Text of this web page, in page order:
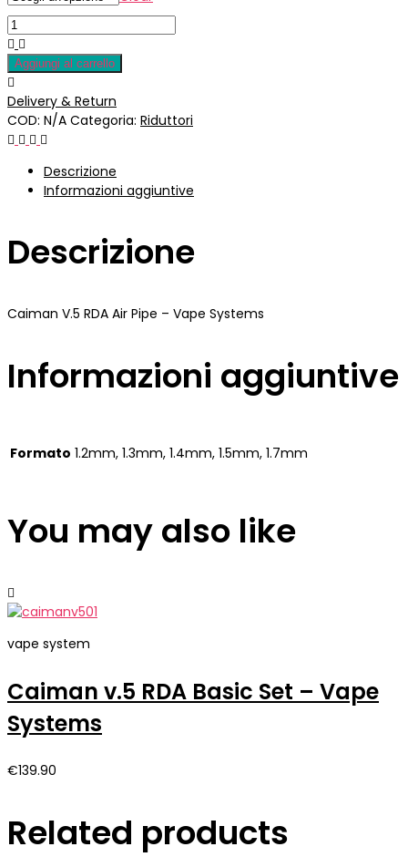
Aggiungi al carrello
Delivery & Return
COD: N/A Categoria: Riduttori
Descrizione
Informazioni aggiuntive
Descrizione
Caiman V.5 RDA Air Pipe – Vape Systems
Informazioni aggiuntive
Formato 1.2mm, 1.3mm, 1.4mm, 1.5mm, 1.7mm
You may also like
vape system
Caiman v.5 RDA Basic Set – Vape
Systems
€139.90
Related products